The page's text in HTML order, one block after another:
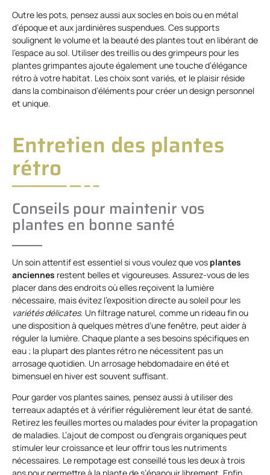
Outre les pots, pensez aussi aux socles en bois ou en métal
d’époque et aux jardinières suspendues. Ces supports
soulignent le volume et la beauté des plantes tout en libérant de
l’espace au sol. Utiliser des treillis ou des grimpeurs pour les
plantes grimpantes ajoute également une touche d’élégance
rétro à votre habitat. Les choix sont variés, et le plaisir réside
dans la combinaison d’éléments pour créer un design personnel
et unique.
Entretien des plantes
rétro
Conseils pour maintenir vos
plantes en bonne santé
Un soin attentif est essentiel si vous voulez que vos plantes
anciennes restent belles et vigoureuses. Assurez-vous de les
placer dans des endroits où elles reçoivent la lumière
nécessaire, mais évitez l’exposition directe au soleil pour les
variétés délicates. Un filtrage naturel, comme un rideau fin ou
une disposition à quelques mètres d’une fenêtre, peut aider à
réguler la lumière. Chaque plante a ses besoins spécifiques en
eau ; la plupart des plantes rétro ne nécessitent pas un
arrosage quotidien. Un arrosage hebdomadaire en été et
bimensuel en hiver est souvent suffisant.
Pour garder vos plantes saines, pensez aussi à utiliser des
terreaux adaptés et à vérifier régulièrement leur état de santé.
Retirez les feuilles mortes ou malades pour éviter la propagation
de maladies. L’ajout de compost ou d’engrais organiques peut
stimuler leur croissance et leur offrir tous les nutriments
nécessaires. Le rempotage est conseillé tous les deux à trois